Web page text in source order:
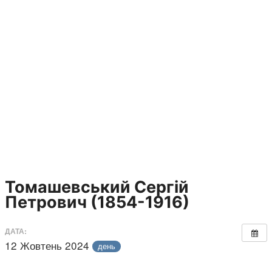
Томашевський Сергій
Петрович (1854-1916)
ДАТА:
12 Жовтень 2024 день